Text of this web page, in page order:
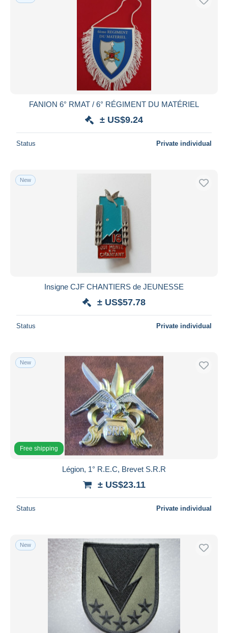
FANION 6° RMAT / 6° RÉGIMENT DU MATÉRIEL
± US$9.24
Status Private individual
New
Insigne CJF CHANTIERS de JEUNESSE
± US$57.78
Status Private individual
New
Free shipping
Légion, 1° R.E.C, Brevet S.R.R
± US$23.11
Status Private individual
New